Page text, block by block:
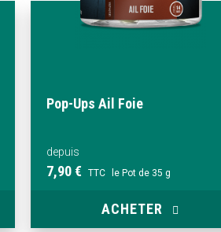
Pop-Ups Ail Foie
depuis
7,90 € TTC le Pot de 35 g
ACHETER